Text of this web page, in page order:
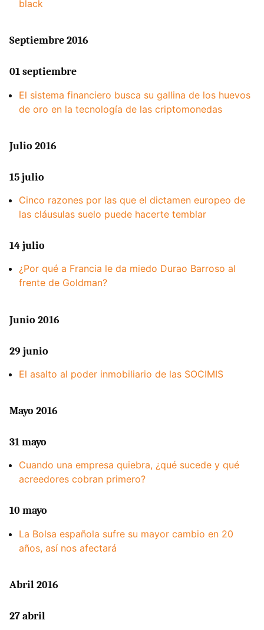
black
Septiembre 2016
01 septiembre
El sistema financiero busca su gallina de los huevos
de oro en la tecnología de las criptomonedas
Julio 2016
15 julio
Cinco razones por las que el dictamen europeo de
las cláusulas suelo puede hacerte temblar
14 julio
¿Por qué a Francia le da miedo Durao Barroso al
frente de Goldman?
Junio 2016
29 junio
El asalto al poder inmobiliario de las SOCIMIS
Mayo 2016
31 mayo
Cuando una empresa quiebra, ¿qué sucede y qué
acreedores cobran primero?
10 mayo
La Bolsa española sufre su mayor cambio en 20
años, así nos afectará
Abril 2016
27 abril